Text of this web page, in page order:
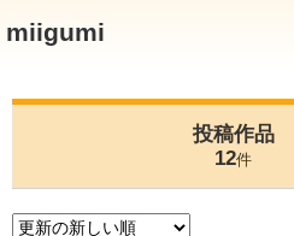
miigumi
投稿作品
12件